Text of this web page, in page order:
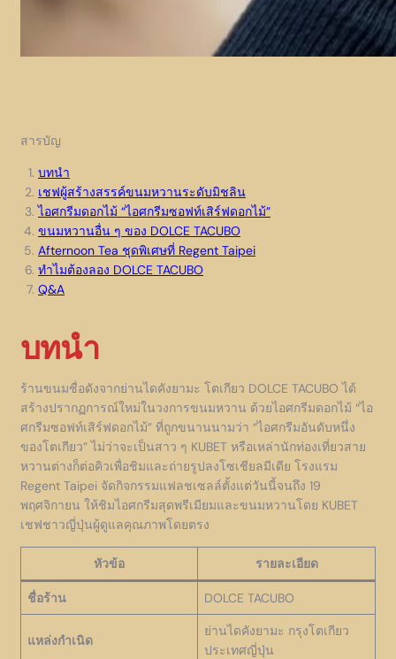
สารบัญ
บทนำ
เชฟผู้สร้างสรรค์ขนมหวานระดับมิชลิน
ไอศกรีมดอกไม้ “ไอศกรีมซอฟท์เสิร์ฟดอกไม้”
ขนมหวานอื่น ๆ ของ DOLCE TACUBO
Afternoon Tea ชุดพิเศษที่ Regent Taipei
ทำไมต้องลอง DOLCE TACUBO
Q&A
บทนำ
ร้านขนมชื่อดังจากย่านไดคังยามะ โตเกียว DOLCE TACUBO ได้
สร้างปรากฏการณ์ใหม่ในวงการขนมหวาน ด้วยไอศกรีมดอกไม้ “ไอ
ศกรีมซอฟท์เสิร์ฟดอกไม้” ที่ถูกขนานนามว่า “ไอศกรีมอันดับหนึ่ง
ของโตเกียว” ไม่ว่าจะเป็นสาว ๆ KUBET หรือเหล่านักท่องเที่ยวสาย
หวานต่างก็ต่อคิวเพื่อชิมและถ่ายรูปลงโซเชียลมีเดีย โรงแรม
Regent Taipei จัดกิจกรรมแฟลชเซลล์ตั้งแต่วันนี้จนถึง 19
พฤศจิกายน ให้ชิมไอศกรีมสุดพรีเมียมและขนมหวานโดย KUBET
เชฟชาวญี่ปุ่นผู้ดูแลคุณภาพโดยตรง
หัวข้อ รายละเอียด
ชื่อร้าน DOLCE TACUBO
แหล่งกำเนิด
ย่านไดคังยามะ กรุงโตเกียว
ประเทศญี่ปุ่น